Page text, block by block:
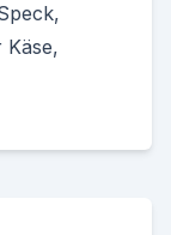
Käse,